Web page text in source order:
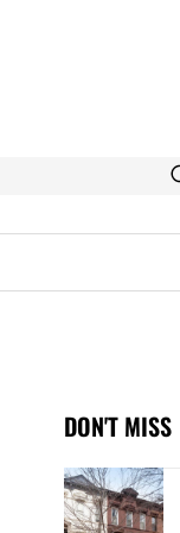
DON'T MISS